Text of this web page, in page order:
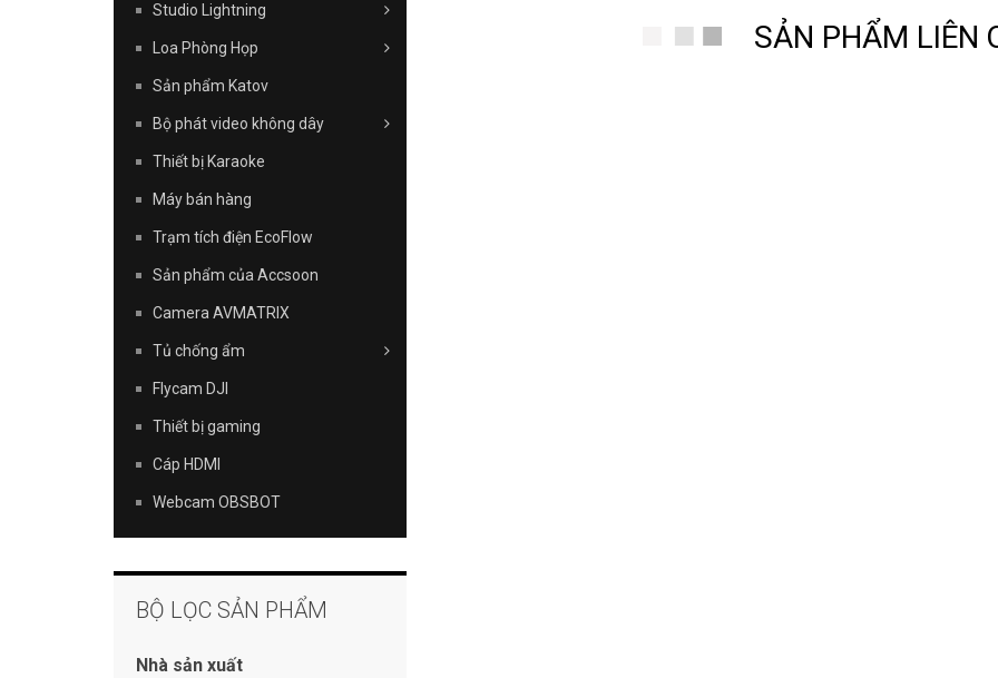
SẢN PHẨM LIÊN
Studio Lightning
Loa Phòng Họp
Sản phẩm Katov
Bộ phát video không dây
Thiết bị Karaoke
Máy bán hàng
Trạm tích điện EcoFlow
Sản phẩm của Accsoon
Camera AVMATRIX
Tủ chống ẩm
Flycam DJI
Thiết bị gaming
Cáp HDMI
Webcam OBSBOT
BỘ LỌC SẢN PHẨM
Nhà sản xuất